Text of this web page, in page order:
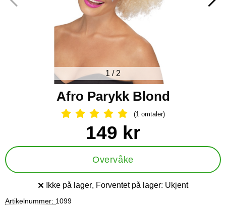
1 / 2
Afro Parykk Blond
Vurdering: 5 Stjerne, Gå til alle
(1 omtaler)
Handle dette produktet, Afro Parykk Blond
pris
149 kr
Overvåke
Produkttilgjengelighet:
Ikke på lager, Forventet på lager: Ukjent
Artikelnummer: 1099